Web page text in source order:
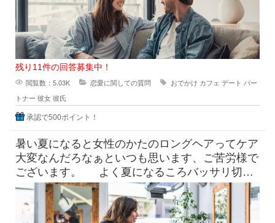
残り11件の回答募集中！
閲覧数：5.03K 恋愛に関しての質問 おでかけ カフェ デート パー
トナー 彼女 彼氏
承認で500ポイント！
暑い夏になると女性のかたのロングヘアってケア
大変なんだろなぁといつも思います、ご苦労様で
ございます。 よく夏になるころバッサリ切っ
たらどうなのよって言っ